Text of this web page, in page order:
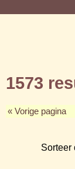
1573
« Vorige pagina
Sorteer